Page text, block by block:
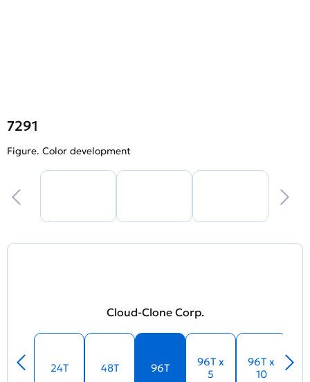
7291
Figure. Color development
Cloud-Clone Corp.
24T 48T 96T
96T x
5
96T x
10